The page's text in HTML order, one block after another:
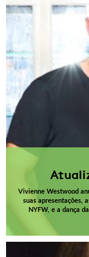
Vivienne Westwood
suas apresentações,
NYFW, e a dança